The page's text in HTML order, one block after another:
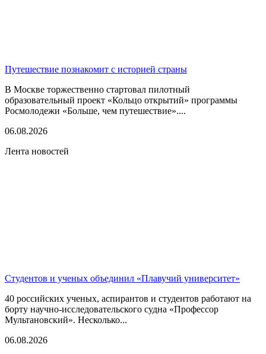
Путешествие познакомит с историей страны
В Москве торжественно стартовал пилотный
образовательный проект «Кольцо открытий» программы
Росмолодежи «Больше, чем путешествие»....
06.08.2026
Лента новостей
Студентов и ученых объединил «Плавучий университет»
40 российских ученых, аспирантов и студентов работают на
борту научно-исследовательского судна «Профессор
Мультановский». Несколько...
06.08.2026